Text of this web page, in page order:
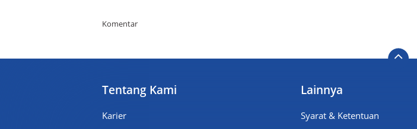
By
With
Komentar
Tentang Kami
Karier
Lainnya
Syarat & Ketentuan